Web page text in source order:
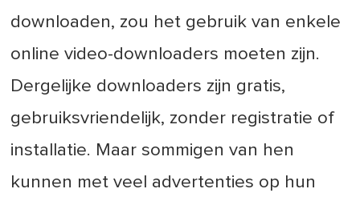
downloaden, zou het gebruik van enkele
online video-downloaders moeten zijn.
Dergelijke downloaders zijn gratis,
gebruiksvriendelijk, zonder registratie of
installatie. Maar sommigen van hen
kunnen met veel advertenties op hun